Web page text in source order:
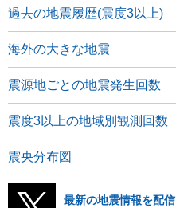
過去の地震履歴(震度3以上)
海外の大きな地震
震源地ごとの地震発生回数
震度3以上の地域別観測回数
震央分布図
最新の地震情報を配信